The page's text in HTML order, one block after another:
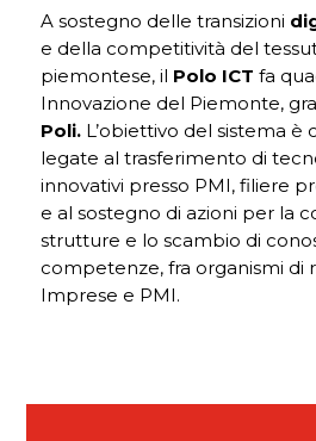
A sostegno delle transizioni
e della competitività del
piemontese, il Polo ICT fa
Innovazione del Piemonte,
Poli.L’obiettivo del sistema è
legate al trasferimento di
innovativi presso PMI, filiere
e al sostegno di azioni per la
strutture e lo scambio di
competenze, fra organismi di
Imprese e PMI.